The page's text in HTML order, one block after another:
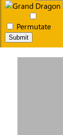
Permutate
Submit